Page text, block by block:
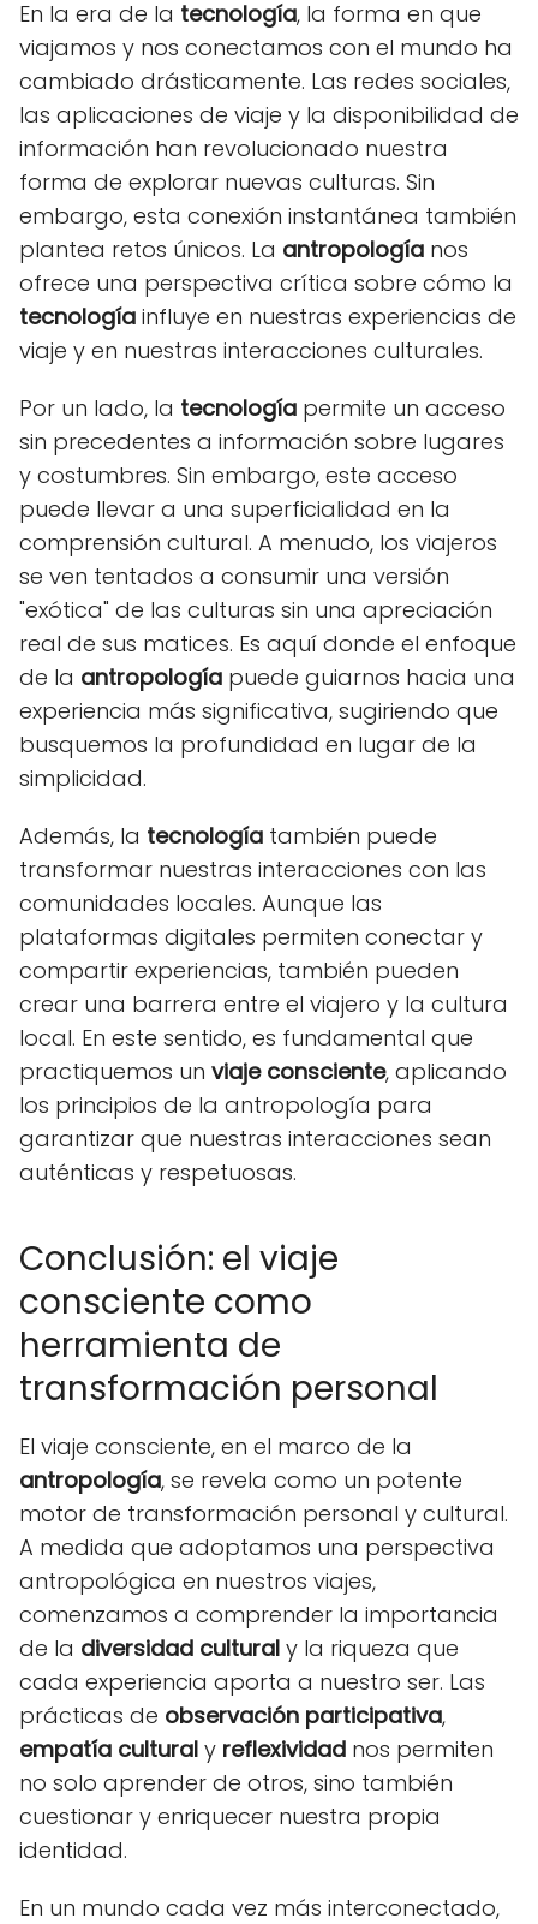
En la era de la tecnología, la forma en que
viajamos y nos conectamos con el mundo ha
cambiado drásticamente. Las redes sociales,
las aplicaciones de viaje y la disponibilidad de
información han revolucionado nuestra
forma de explorar nuevas culturas. Sin
embargo, esta conexión instantánea también
plantea retos únicos. La antropología nos
ofrece una perspectiva crítica sobre cómo la
tecnología influye en nuestras experiencias de
viaje y en nuestras interacciones culturales.
Por un lado, la tecnología permite un acceso
sin precedentes a información sobre lugares
y costumbres. Sin embargo, este acceso
puede llevar a una superficialidad en la
comprensión cultural. A menudo, los viajeros
se ven tentados a consumir una versión
"exótica" de las culturas sin una apreciación
real de sus matices. Es aquí donde el enfoque
de la antropología puede guiarnos hacia una
experiencia más significativa, sugiriendo que
busquemos la profundidad en lugar de la
simplicidad.
Además, la tecnología también puede
transformar nuestras interacciones con las
comunidades locales. Aunque las
plataformas digitales permiten conectar y
compartir experiencias, también pueden
crear una barrera entre el viajero y la cultura
local. En este sentido, es fundamental que
practiquemos un viaje consciente, aplicando
los principios de la antropología para
garantizar que nuestras interacciones sean
auténticas y respetuosas.
Conclusión: el viaje
consciente como
herramienta de
transformación personal
El viaje consciente, en el marco de la
antropología, se revela como un potente
motor de transformación personal y cultural.
A medida que adoptamos una perspectiva
antropológica en nuestros viajes,
comenzamos a comprender la importancia
de la diversidad cultural y la riqueza que
cada experiencia aporta a nuestro ser. Las
prácticas de observación participativa,
empatía cultural y reflexividad nos permiten
no solo aprender de otros, sino también
cuestionar y enriquecer nuestra propia
identidad.
En un mundo cada vez más interconectado,